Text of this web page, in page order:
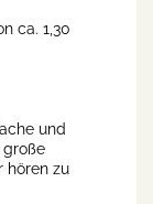
ca. 1,30
und
hören zu